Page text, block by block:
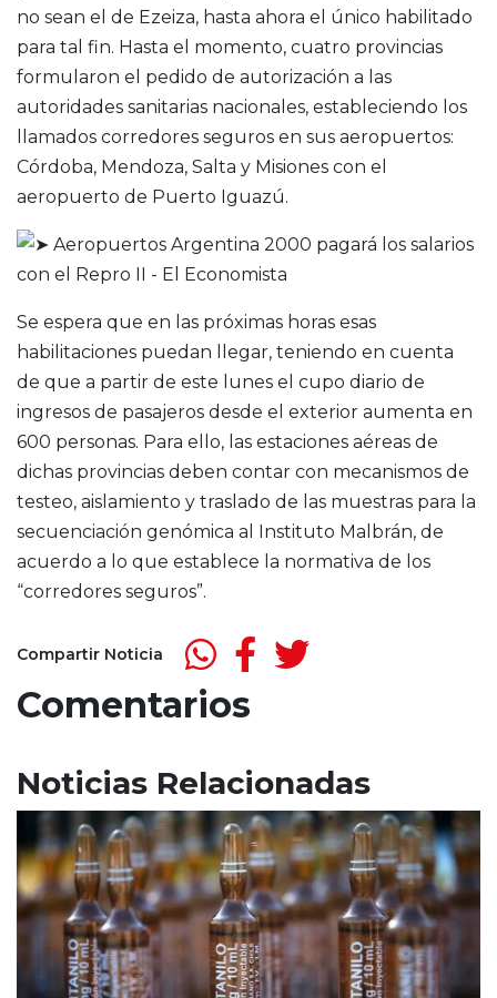
no sean el de Ezeiza, hasta ahora el único habilitado
para tal fin. Hasta el momento, cuatro provincias
formularon el pedido de autorización a las
autoridades sanitarias nacionales, estableciendo los
llamados corredores seguros en sus aeropuertos:
Córdoba, Mendoza, Salta y Misiones con el
aeropuerto de Puerto Iguazú.
Se espera que en las próximas horas esas
habilitaciones puedan llegar, teniendo en cuenta
de que a partir de este lunes el cupo diario de
ingresos de pasajeros desde el exterior aumenta en
600 personas. Para ello, las estaciones aéreas de
dichas provincias deben contar con mecanismos de
testeo, aislamiento y traslado de las muestras para la
secuenciación genómica al Instituto Malbrán, de
acuerdo a lo que establece la normativa de los
“corredores seguros”.
Compartir Noticia
Comentarios
Noticias Relacionadas